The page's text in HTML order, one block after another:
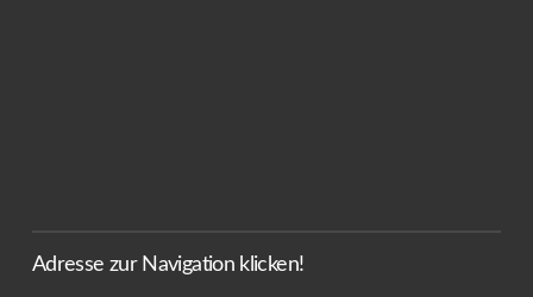
Adresse zur Navigation klicken!